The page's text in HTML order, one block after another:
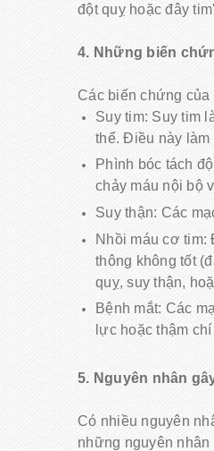
đột quỵ hoặc đây tim'
4. Những biến
Các biến chứng của
Suy tim: Suy tim
thể. Điều này làm
Phình bóc tách
chảy máu nội bộ
Suy thận: Các
Nhồi máu cơ
thông không tốt
quỵ, suy thận,
Bệnh mắt: Các
lực hoặc thậm
5. Nguyên nhân
Có nhiều nguyên
những nguyên